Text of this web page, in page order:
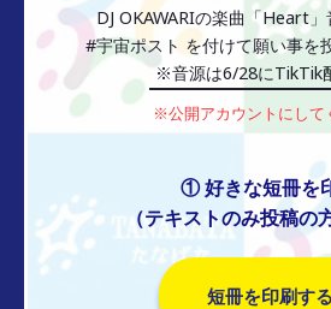
DJ OKAWARIの楽曲「Heart
#宇宙ポスト を付けて願い事を
※音源は6/28にTikTik
※公開アカウントにして
① 好きな短冊を
（テキストのみ投稿の
短冊を印刷する